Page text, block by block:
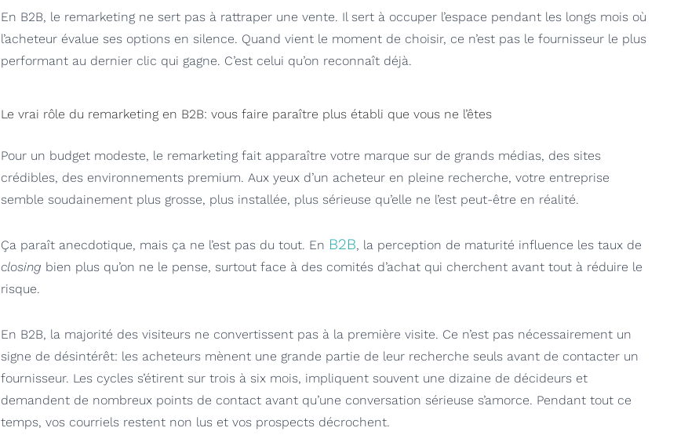
En B2B, le remarketing ne sert pas à rattraper une vente. Il sert à occuper l’espace pendant les longs mois où
l’acheteur évalue ses options en silence. Quand vient le moment de choisir, ce n’est pas le fournisseur le plus
performant au dernier clic qui gagne. C’est celui qu’on reconnaît déjà.
Le vrai rôle du remarketing en B2B: vous faire paraître plus établi que vous ne l’êtes
Pour un budget modeste, le remarketing fait apparaître votre marque sur de grands médias, des sites
crédibles, des environnements premium. Aux yeux d’un acheteur en pleine recherche, votre entreprise
semble soudainement plus grosse, plus installée, plus sérieuse qu’elle ne l’est peut-être en réalité.
Ça paraît anecdotique, mais ça ne l’est pas du tout. En B2B, la perception de maturité influence les taux de
closing bien plus qu’on ne le pense, surtout face à des comités d’achat qui cherchent avant tout à réduire le
risque.
En B2B, la majorité des visiteurs ne convertissent pas à la première visite. Ce n’est pas nécessairement un
signe de désintérêt: les acheteurs mènent une grande partie de leur recherche seuls avant de contacter un
fournisseur. Les cycles s’étirent sur trois à six mois, impliquent souvent une dizaine de décideurs et
demandent de nombreux points de contact avant qu’une conversation sérieuse s’amorce. Pendant tout ce
temps, vos courriels restent non lus et vos prospects décrochent.